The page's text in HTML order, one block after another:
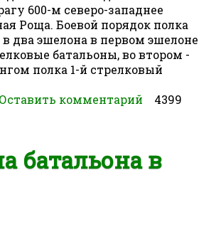
600-м северо-западнее
Роща. Боевой порядок полка
два эшелона в первом эшелоне
батальоны, во втором -
полка 1-й стрелковый
Отражение стрелковым батальоном
противника при ведении им
Оставить комментарий
4399
батальона в